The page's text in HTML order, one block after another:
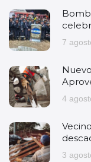
7
4
3